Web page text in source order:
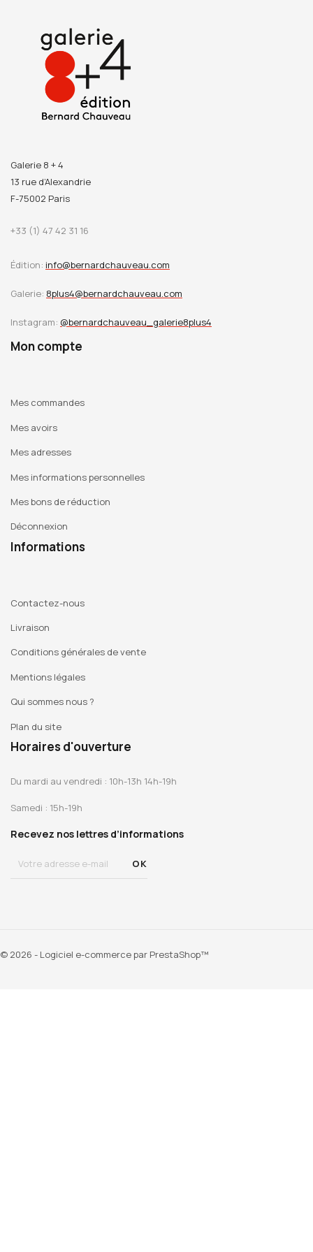
de la terre et de l’humus. Dans ces monotypes de petites ou
grandes dimensions, le regard est ensuite libre d’y percevoir
l’apparition de chimères ou de glyphes, d’y voir un bestiaire
d’animaux issus des abysses ou de nos rêves, voire dans
certains cas un simple profil humain noyé dans un
maelstrom de matières. Rarement Lionel Sabatté n’aura à
L’exposition personnelle de Lionel Sabatté « Organismes et
Fantasma » du 25 septembre au 6 novembre 2021 à la
avec des oxydes, une de ses photographies de sous-bois
Galerie 8 + 4
13 rue d’Alexandrie
F-75002 Paris
+33 (1) 47 42 31 16
Édition: info@bernardchauveau.com
Galerie: 8plus4@bernardchauveau.com
Instagram: @bernardchauveau_galerie8plus4
Mon compte
Mes commandes
Mes avoirs
Mes adresses
Mes informations personnelles
Mes bons de réduction
Déconnexion
Informations
Contactez-nous
Livraison
Conditions générales de vente
Mentions légales
Qui sommes nous ?
Plan du site
Horaires d'ouverture
Du mardi au vendredi : 10h-13h 14h-19h
Samedi : 15h-19h
Recevez nos lettres d’informations
© 2026 - Logiciel e-commerce par PrestaShop™